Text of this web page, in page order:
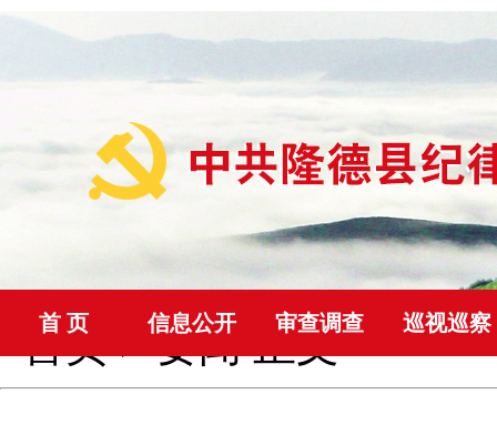
首 页 信息公开 审查调查 巡视巡察
首页>要闻 正文